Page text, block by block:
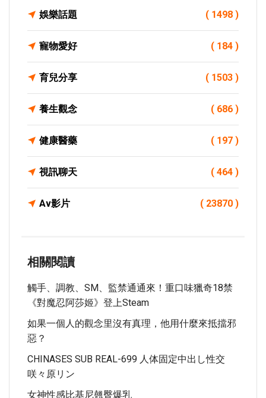
娛樂話題 ( 1498 )
寵物愛好 ( 184 )
育兒分享 ( 1503 )
養生觀念 ( 686 )
健康醫藥 ( 197 )
視訊聊天 ( 464 )
Av影片 ( 23870 )
相關閱讀
觸手、調教、SM、監禁通通來！重口味獵奇18禁
《對魔忍阿莎姬》登上Steam
如果一個人的觀念里沒有真理，他用什麼來抵擋邪
惡？
CHINASES SUB REAL-699 人体固定中出し性交
咲々原リン
女神性感比基尼翹臀爆乳